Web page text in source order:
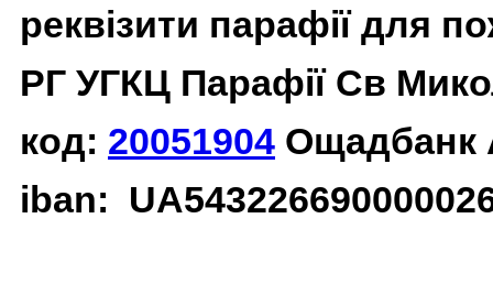
реквізити парафії для
РГ УГКЦ Парафії Св
код: 20051904 Ощадбанк
iban: